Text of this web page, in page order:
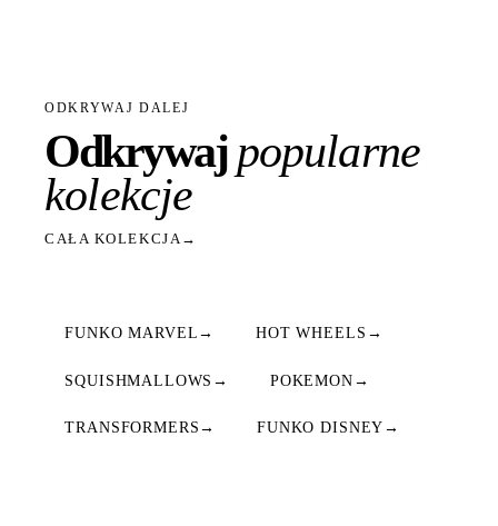
ODKRYWAJ DALEJ
Odkrywajpopularne
kolekcje
CAŁA KOLEKCJA →
FUNKO MARVEL → HOT WHEELS →
SQUISHMALLOWS → POKEMON →
TRANSFORMERS → FUNKO DISNEY →